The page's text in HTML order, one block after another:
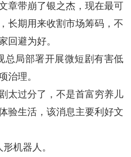
带崩了银之杰，现在最可
长期用来收割市场筹码，不
回避为好。
局部署开展微短剧有害低
治理。
过分了，不是首富穷养儿
验生活，该消息主要利好文
机器人。